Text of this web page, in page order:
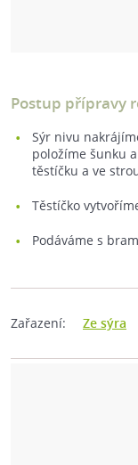
Postup přípravy
Sýr nivu
položíme šunku
těstíčku a ve
Těstíčko
Podáváme s
Zařazení: Ze sýra